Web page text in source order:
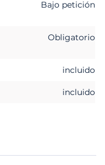
Bajo petición
Obligatorio
incluido
incluido